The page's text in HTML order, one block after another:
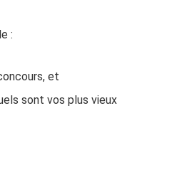
:
et
sont vos plus vieux